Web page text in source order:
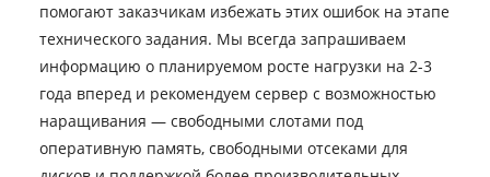
помогают заказчикам избежать этих ошибок на этапе
технического задания. Мы всегда запрашиваем
информацию о планируемом росте нагрузки на 2-3
года вперед и рекомендуем сервер с возможностью
наращивания — свободными слотами под
оперативную память, свободными отсеками для